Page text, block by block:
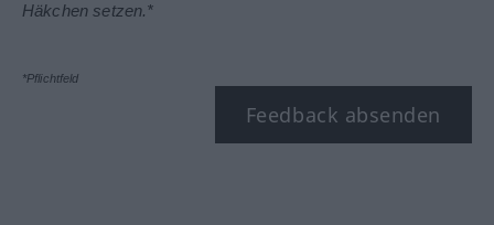
Häkchen setzen.*
*Pflichtfeld
Feedback absenden